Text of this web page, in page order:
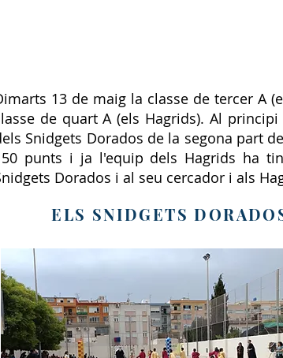
13 de maig la classe de tercer A
de quart A (els Hagrids). Al
Snidgets Dorados de la segona part
punts i ja l'equip dels Hagrids ha
Dorados i al seu cercador i als
ELS SNIDGETS